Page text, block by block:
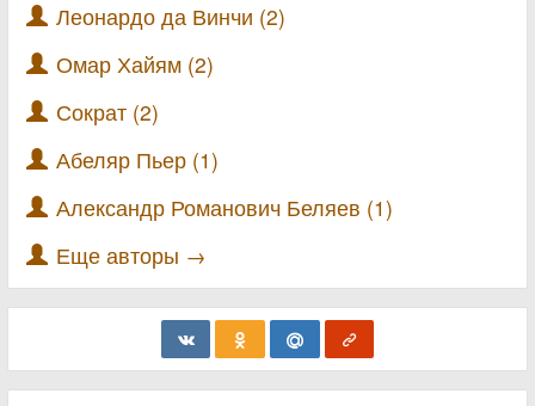
Леонардо да Винчи (2)
Омар Хайям (2)
Сократ (2)
Абеляр Пьер (1)
Александр Романович Беляев (1)
Еще авторы →